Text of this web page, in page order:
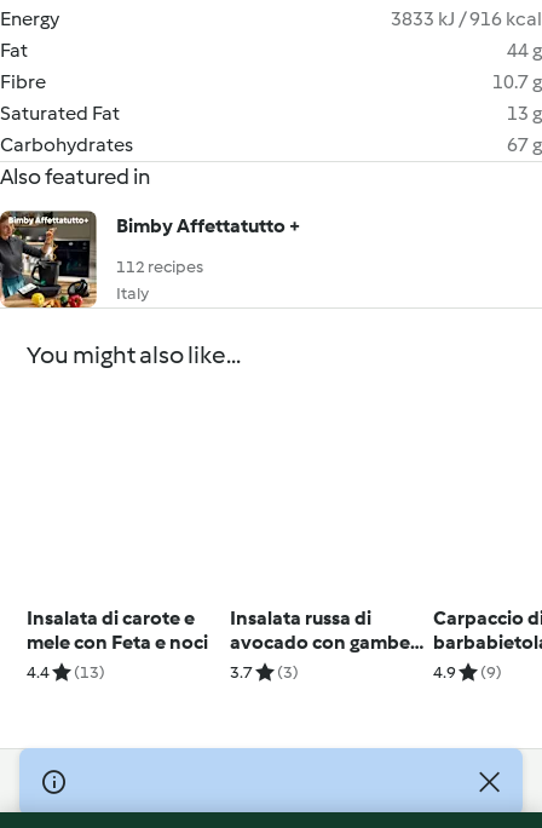
Energy
3833 kJ / 916 kcal
Fat
44 g
Fibre
10.7 g
Saturated Fat
13 g
Carbohydrates
67 g
Also featured in
Bimby Affettatutto +
112 recipes
Italy
You might also like...
Insalata di carote e
mele con Feta e noci
4.4 (13)
Insalata russa di
avocado con gamberi
insaporiti
3.7 (3)
Carpaccio
zucchine e
4.9 (9)
© Copyright 2026